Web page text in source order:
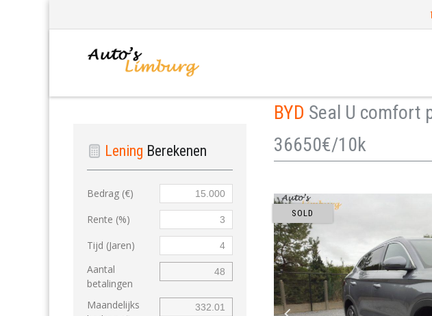
BYD Seal U comfort
36650€/10k
SOLD
Lening Berekenen
Bedrag (€)
Rente (%)
Tijd (Jaren)
Aantal
betalingen
Maandelijks